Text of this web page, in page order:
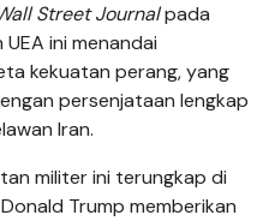
Street Journalpada
ini menandai
kekuatan perang, yang
persenjataan lengkap
Iran.
militer ini terungkap di
Trump memberikan